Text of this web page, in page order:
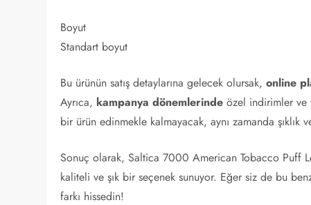
Boyut
Standart boyut
Bu ürünün satış detaylarına gelecek olursak,online
Ayrıca, kampanya dönemlerinde özel indirimler ve
bir ürün edinmekle kalmayacak, aynı zamanda şıklık
Sonuç olarak, Saltica 7000 American Tobacco Puff
kaliteli ve şık bir seçenek sunuyor. Eğer siz de bu
farkı hissedin!